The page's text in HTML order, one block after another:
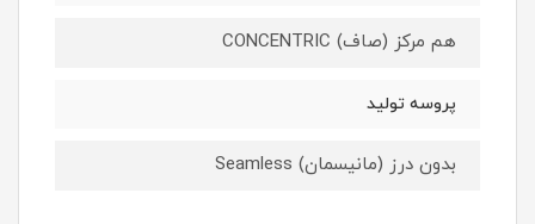
هم مرکز (صاف) CONCENTRIC
پروسه تولید
بدون درز (مانیسمان) Seamless